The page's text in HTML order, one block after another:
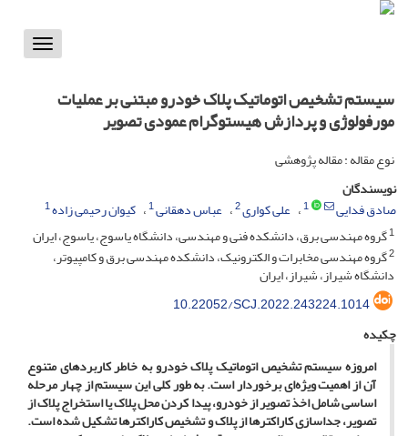
Toggle
سیستم تشخیص اتوماتیک پلاک خودرو مبتنی بر عملیات
مورفولوژی و پردازش هیستوگرام عمودی تصویر
نوع مقاله : مقاله پژوهشی
نویسندگان
صادق فدایی
1 علی کواری2 عباس دهقانی1 کیوان رحیمی زاده1
1گروه مهندسی برق، دانشکده فنی و مهندسی، دانشگاه یاسوج، یاسوج، ایران
2گروه مهندسی مخابرات و الکترونیک، دانشکده مهندسی برق و کامپیوتر،
دانشگاه شیراز، شیراز، ایران
10.22052/SCJ.2022.243224.1014
چکیده
امروزه سیستم تشخیص اتوماتیک پلاک خودرو به خاطر کاربردهای متنوع
آن از اهمیت ویژه‌ای برخوردار است. به طور کلی این سیستم از چهار مرحله
اساسی شامل اخذ تصویر از خودرو، پیدا کردن محل پلاک یا استخراج پلاک از
تصویر، جداسازی کاراکترها از پلاک و تشخیص کاراکترها تشکیل شده است.